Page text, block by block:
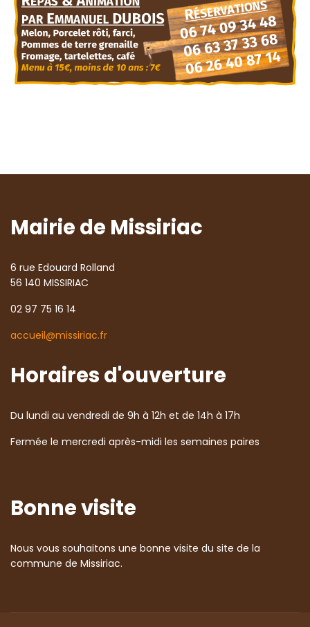
Mairie de Missiriac
6 rue Edouard Rolland
56 140 MISSIRIAC
02 97 75 16 14
accueil@missiriac.fr
Horaires d'ouverture
Du lundi au vendredi de 9h à 12h et de 14h à 17h
Fermée le mercredi après-midi les semaines paires
Bonne visite
Nous vous souhaitons une bonne visite du site de la
commune de Missiriac.